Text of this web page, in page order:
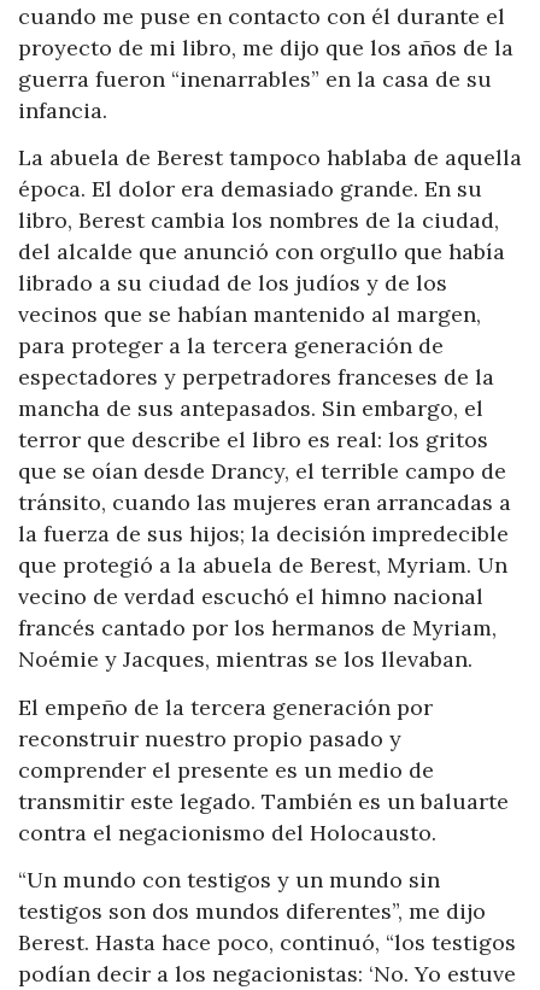
cuando me puse en contacto con él durante el
proyecto de mi libro, me dijo que los años de la
guerra fueron “inenarrables” en la casa de su
infancia.
La abuela de Berest tampoco hablaba de aquella
época. El dolor era demasiado grande. En su
libro, Berest cambia los nombres de la ciudad,
del alcalde que anunció con orgullo que había
librado a su ciudad de los judíos y de los
vecinos que se habían mantenido al margen,
para proteger a la tercera generación de
espectadores y perpetradores franceses de la
mancha de sus antepasados. Sin embargo, el
terror que describe el libro es real: los gritos
que se oían desde Drancy, el terrible campo de
tránsito, cuando las mujeres eran arrancadas a
la fuerza de sus hijos; la decisión impredecible
que protegió a la abuela de Berest, Myriam. Un
vecino de verdad escuchó el himno nacional
francés cantado por los hermanos de Myriam,
Noémie y Jacques, mientras se los llevaban.
El empeño de la tercera generación por
reconstruir nuestro propio pasado y
comprender el presente es un medio de
transmitir este legado. También es un baluarte
contra el negacionismo del Holocausto.
“Un mundo con testigos y un mundo sin
testigos son dos mundos diferentes”, me dijo
Berest. Hasta hace poco, continuó, “los testigos
podían decir a los negacionistas: ‘No. Yo estuve